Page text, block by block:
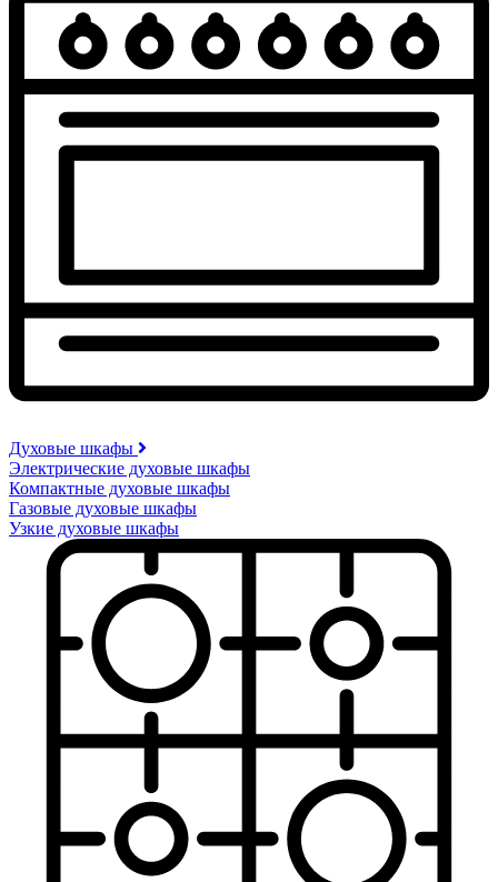
Духовые шкафы
Электрические духовые шкафы
Компактные духовые шкафы
Газовые духовые шкафы
Узкие духовые шкафы